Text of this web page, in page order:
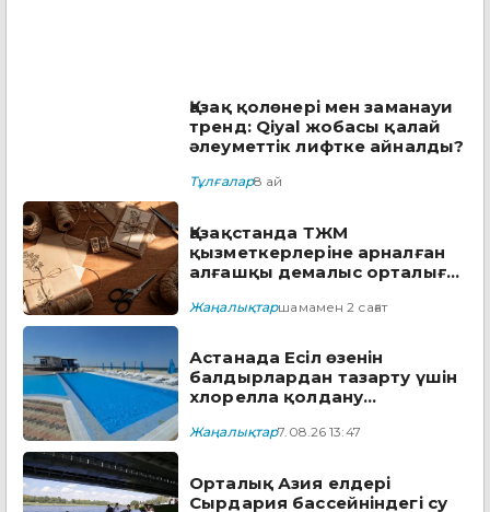
Қазақ қолөнері мен заманауи
тренд: Qiyal жобасы қалай
әлеуметтік лифтке айналды?
Тұлғалар8 ай
Қазақстанда ТЖМ
қызметкерлеріне арналған
алғашқы демалыс орталығы
Жаңалықтаршамамен 2 сағат
Астанада Есіл өзенін
балдырлардан тазарту үшін
хлорелла қолдану
Жаңалықтар7.08.26 13:47
Орталық Азия елдері
Сырдария бассейніндегі су